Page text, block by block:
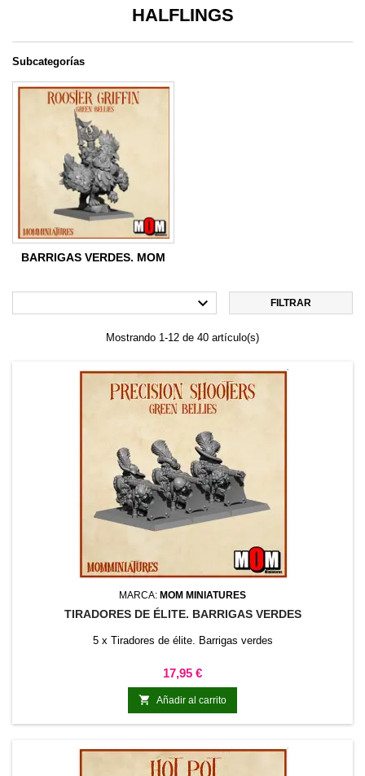
HALFLINGS
Subcategorías
BARRIGAS VERDES. MOM
 FILTRAR
Mostrando 1-12 de 40 artículo(s)
MARCA: MOM MINIATURES
TIRADORES DE ÉLITE. BARRIGAS VERDES
5 x Tiradores de élite. Barrigas verdes
Precio
17,95 €
 Añadir al carrito